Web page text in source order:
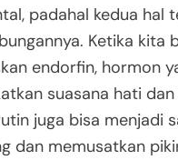
padahal kedua hal
Ketika kita
endorfin, hormon
suasana hati
juga bisa menjadi
dan memusatkan